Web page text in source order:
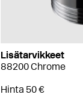
Lisätarvikkeet
88200 Chrome
Hinta 50 €